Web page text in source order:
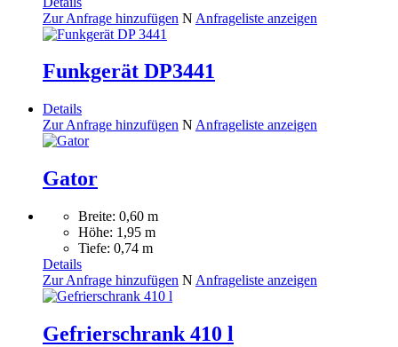
Zur Anfrage hinzufügen N Anfrageliste anzeigen
Funkgerät DP3441
Details
Zur Anfrage hinzufügen N Anfrageliste anzeigen
Gator
Breite: 0,60 m
Höhe: 1,95 m
Tiefe: 0,74 m
Details
Zur Anfrage hinzufügen N Anfrageliste anzeigen
Gefrierschrank 410 l